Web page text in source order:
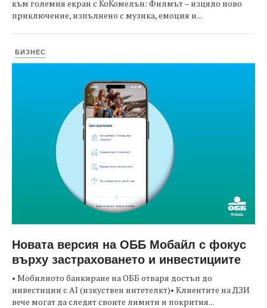
към големия екран с КоКомелън: Филмът – изцяло ново
приключение, изпълнено с музика, емоция и...
БИЗНЕС
Новата версия на ОББ Мобайл с фокус
върху застраховането и инвестициите
• Мобилното банкиране на ОББ отваря достъп до
инвестиции с AI (изкуствен интетелкт)• Клиентите на ДЗИ
вече могат да следят своите лимити и покрития...